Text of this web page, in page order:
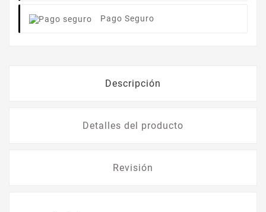
Pago Seguro
Descripción
Detalles del producto
Revisión